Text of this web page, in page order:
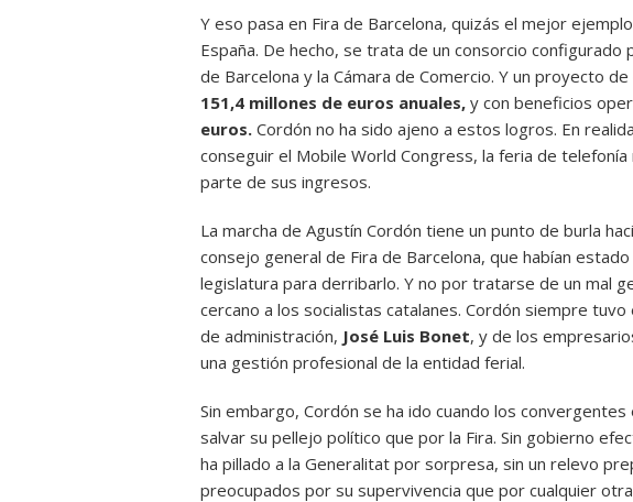
Y eso pasa en Fira de Barcelona, quizás el mejor
España. De hecho, se trata de un consorcio
de Barcelona y la Cámara de Comercio. Y un proyecto
151,4 millones de euros anuales, y con beneficios
euros. Cordón no ha sido ajeno a estos logros. En
conseguir el Mobile World Congress, la feria de
parte de sus ingresos.
La marcha de Agustín Cordón tiene un punto de burla
consejo general de Fira de Barcelona, que habían
legislatura para derribarlo. Y no por tratarse de un mal
cercano a los socialistas catalanes. Cordón siempre
de administración, José Luis Bonet, y de los
una gestión profesional de la entidad ferial.
Sin embargo, Cordón se ha ido cuando los
salvar su pellejo político que por la Fira. Sin gobierno
ha pillado a la Generalitat por sorpresa, sin un relevo
preocupados por su supervivencia que por cualquier